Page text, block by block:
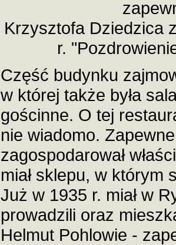
Krzysztofa Dziedzica
r.
Część budynku
w której także była
gościnne. O tej
nie wiadomo.
zagospodarował
miał sklepu, w którym
Już w 1935 r. miał w
prowadzili oraz
Helmut Pohlowie -